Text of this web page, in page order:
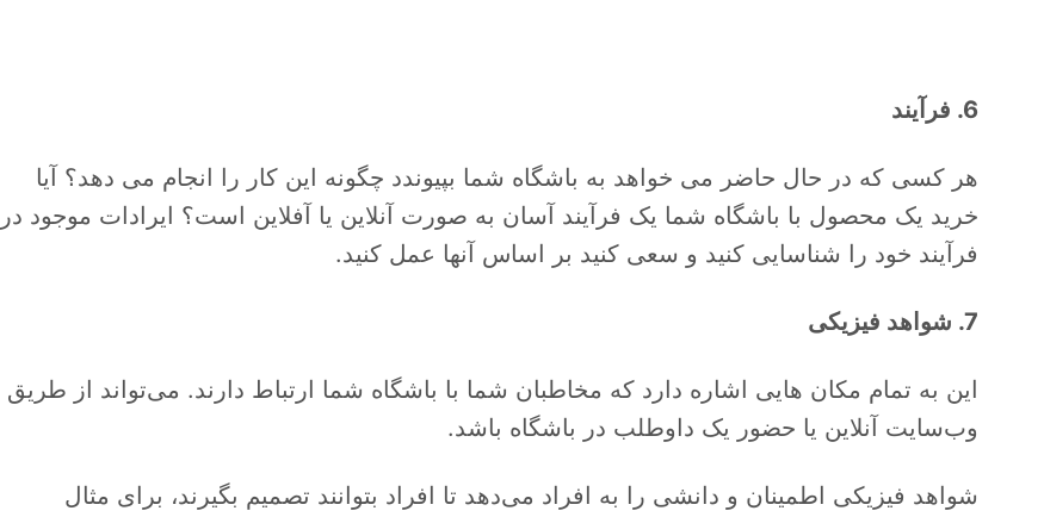
6. فرآیند
هر کسی که در حال حاضر می خواهد به باشگاه شما بپیوندد چگونه این کار را انجام می دهد؟ آیا
خرید یک محصول با باشگاه شما یک فرآیند آسان به صورت آنلاین یا آفلاین است؟ ایرادات موجود در
فرآیند خود را شناسایی کنید و سعی کنید بر اساس آنها عمل کنید.
7. شواهد فیزیکی
این به تمام مکان هایی اشاره دارد که مخاطبان شما با باشگاه شما ارتباط دارند. می‌تواند از طریق
وب‌سایت آنلاین یا حضور یک داوطلب در باشگاه باشد.
شواهد فیزیکی اطمینان و دانشی را به افراد می‌دهد تا افراد بتوانند تصمیم بگیرند، برای مثال